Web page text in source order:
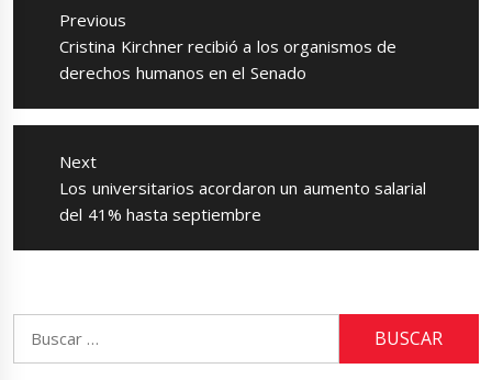
entradas
Previous
Previous
post:
Cristina Kirchner recibió a los organismos de
derechos humanos en el Senado
Next
Next
post:
Los universitarios acordaron un aumento salarial
del 41% hasta septiembre